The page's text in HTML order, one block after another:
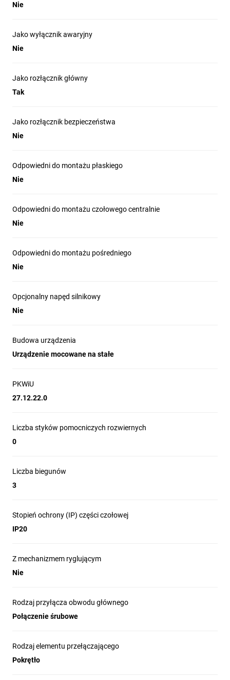
Nie
Jako wyłącznik awaryjny
Nie
Jako rozłącznik główny
Tak
Jako rozłącznik bezpieczeństwa
Nie
Odpowiedni do montażu płaskiego
Nie
Odpowiedni do montażu czołowego centralnie
Nie
Odpowiedni do montażu pośredniego
Nie
Opcjonalny napęd silnikowy
Nie
Budowa urządzenia
Urządzenie mocowane na stałe
PKWiU
27.12.22.0
Liczba styków pomocniczych rozwiernych
0
Liczba biegunów
3
Stopień ochrony (IP) części czołowej
IP20
Z mechanizmem ryglującym
Nie
Rodzaj przyłącza obwodu głównego
Połączenie śrubowe
Rodzaj elementu przełączającego
Pokrętło